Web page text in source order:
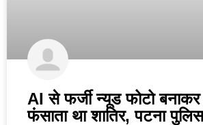
AI से फर्जी न्यूड फोटो बनाकर
फंसाता था शातिर, पटना